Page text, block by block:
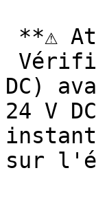
DC)
24 V
sur